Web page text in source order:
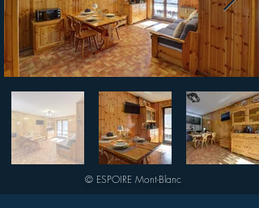
© ESPOIRE Mont-Blanc